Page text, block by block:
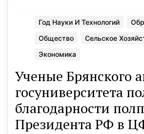
Год Науки И Технологий
Общество
Сельское
Экономика
Ученые Брянского
госуниверситета
благодарности
Президента РФ в